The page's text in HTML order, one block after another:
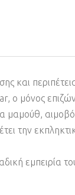
και
ο μόνος
την
εμπειρία